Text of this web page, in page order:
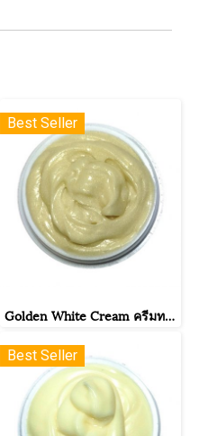
Best Seller
Golden White Cream ครีมทองคำขาว
Best Seller